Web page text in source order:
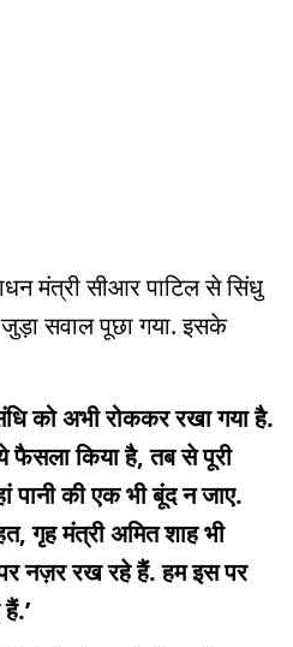
मंत्री सीआर पाटिल से सिंधु
सवाल पूछा गया. इसके
को अभी रोककर रखा गया है.
फैसला किया है, तब से पूरी
पानी की एक भी बूंद न जाए.
गृह मंत्री अमित शाह भी
नज़र रख रहे हैं. हम इस पर